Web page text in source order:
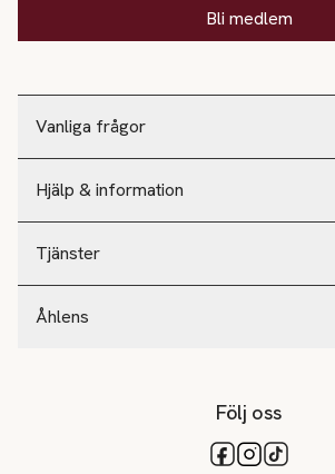
Vanliga frågor
Hjälp & information
Tjänster
Åhlens
Bli medlem
Följ oss